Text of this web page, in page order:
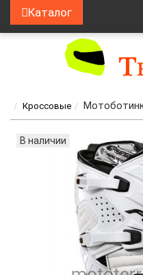
Каталог
Кроссовые
В наличии